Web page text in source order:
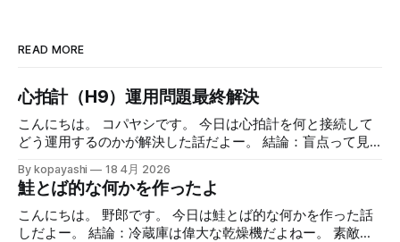
READ MORE
心拍計（H9）運用問題最終解決
こんにちは。 コパヤシです。 今日は心拍計を何と接続して
どう運用するのかが解決した話だよー。 結論：盲点って見
ップルウォッチとiPhoneをPolar H9って心拍数計と組み合わ
せてのランニングの日々を時々書いています。心拍数計の値
を見ながら走ること自体は慣れてきたし、面白くやっていま
す。全体として不満はありません。 心拍数計はiPhoneと
By kopayashi 18 4月 2026
鮭とば的な何かを作ったよ
こんにちは。 野郎です。 今日は鮭とば的な何かを作った話
しだよー。 結論：冷蔵庫は偉大な乾燥機だよねー。 素敵な